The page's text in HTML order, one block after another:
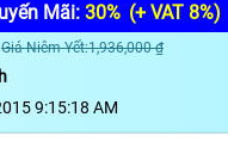
Mãi: 30% (+ VAT 8%)
Giá Niêm Yết:1,936,000 ₫
9:15:18 AM